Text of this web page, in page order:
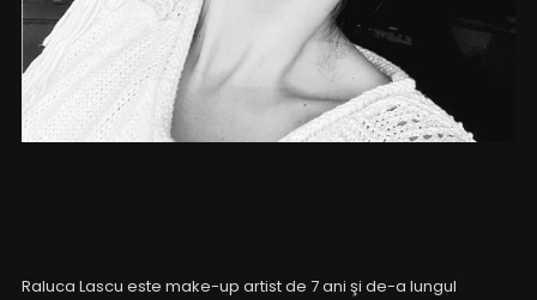
Raluca Lascu este make-up artist de 7 ani şi de-a lungul